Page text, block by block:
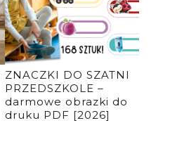
ZNACZKI DO SZATNI
PRZEDSZKOLE –
darmowe obrazki do
druku PDF [2026]